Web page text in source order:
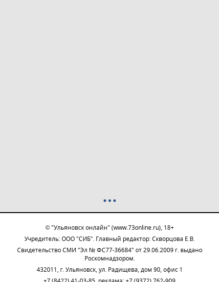
© "Ульяновск онлайн" (www.73online.ru), 18+
Учредитель: ООО "СИБ". Главный редактор: Скворцова Е.В.
Свидетельство СМИ "Эл № ФС77-36684" от 29.06.2009 г. выдано
Роскомнадзором.
432011, г. Ульяновск, ул. Радищева, дом 90, офис 1